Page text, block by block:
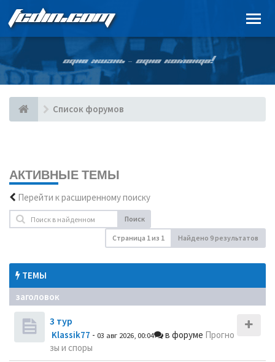
FCDIN.COM
ОДНА ЖИЗНЬ – ОДНА КОМАНДА!
Список форумов
АКТИВНЫЕ ТЕМЫ
Перейти к расширенному поиску
Поиск
Страница 1из 1 Найдено 9 результатов
ТЕМЫ
заголовок
3 тур
Klassik77 - 03 авг 2026, 00:04 в форуме Прогно
зы и споры